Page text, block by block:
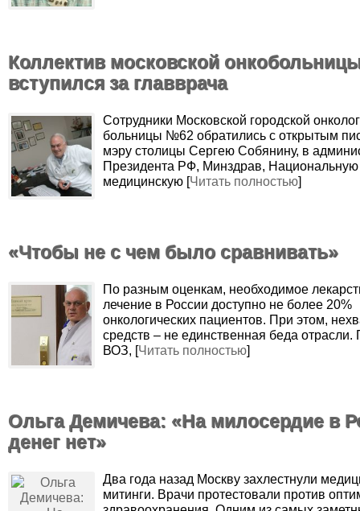
Коллектив московской
вступился за главврача
Сотрудники Московской городской
больницы №62 обратились с открытым
мэру столицы Сергею Собянину, в
Президента РФ, Минздрав, Национальную
медицинскую [Читать полностью]
«Чтобы не с чем было сравнивать»
По разным оценкам, необходимое
лечение в России доступно не более 20%
онкологических пациентов. При этом,
средств – не единственная беда
ВОЗ, [Читать полностью]
Ольга Демичева: «На милосердие в
денег нет»
Два года назад Москву захлестнули
митинги. Врачи протестовали против